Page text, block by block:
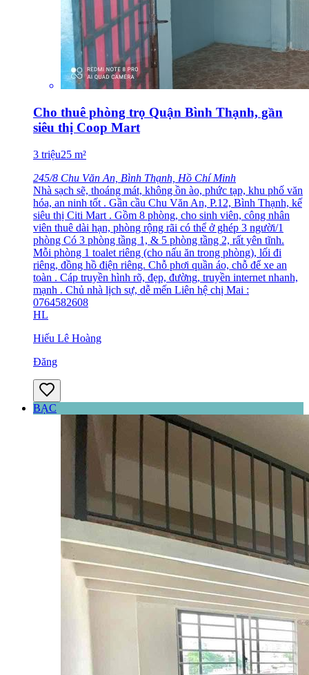
Cho thuê phòng trọ Quận Bình Thạnh, gần
siêu thị Coop Mart
3 triệu25 m²
245/8 Chu Văn An, Bình Thạnh, Hồ Chí Minh
Nhà sạch sẽ, thoáng mát, không ồn ào, phức tạp, khu phố văn
hóa, an ninh tốt . Gần cầu Chu Văn An, P.12, Bình Thạnh, kế
siêu thị Citi Mart . Gồm 8 phòng, cho sinh viên, công nhân
viên thuê dài hạn, phòng rộng rãi có thể ở ghép 3 người/1
phòng Có 3 phòng tầng 1, & 5 phòng tầng 2, rất yên tĩnh.
Mỗi phòng 1 toalet riêng (cho nấu ăn trong phòng), lối đi
riêng, đồng hồ điện riêng. Chỗ phơi quần áo, chỗ để xe an
toàn . Cáp truyền hình rõ, đẹp, đường, truyền internet nhanh,
mạnh . Chủ nhà lịch sự, dễ mến Liên hệ chị Mai :
0764582608
HL
Hiếu Lê Hoàng
Đăng
BẠC